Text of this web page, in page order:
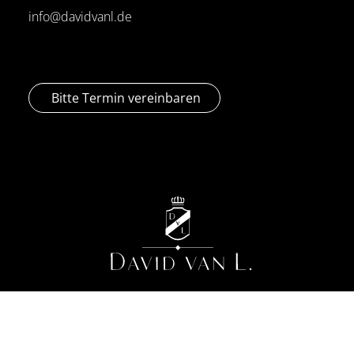
info@davidvanl.de
Bitte Termin vereinbaren